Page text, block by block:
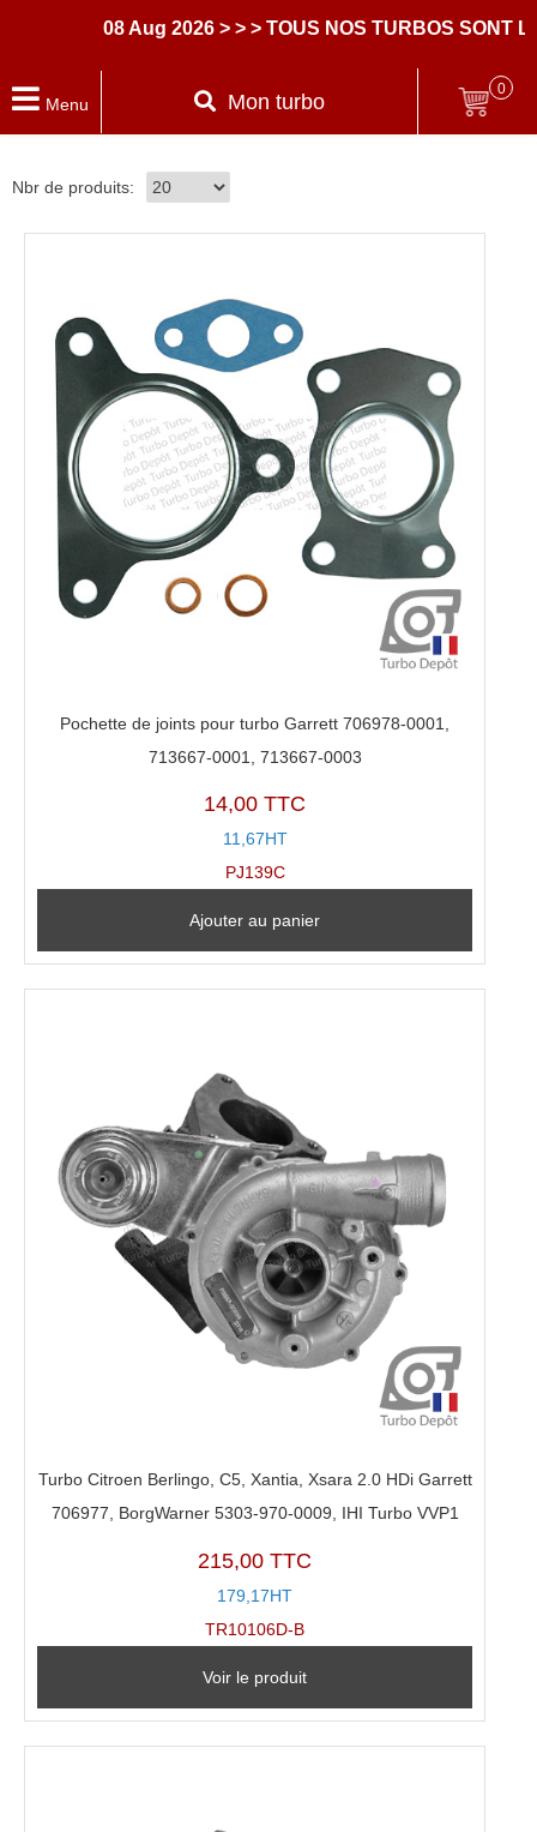
08 Aug 2026 > > > TOUS NOS TURBOS SONT
Menu Mon turbo
0
Nbr de produits:
Pochette de joints pour turbo Garrett 706978-0001,
713667-0001, 713667-0003
14,00 TTC
11,67HT
PJ139C
Ajouter au panier
Turbo Citroen Berlingo, C5, Xantia, Xsara 2.0 HDi Garrett
706977, BorgWarner 5303-970-0009, IHI Turbo VVP1
215,00 TTC
179,17HT
TR10106D-B
Voir le produit